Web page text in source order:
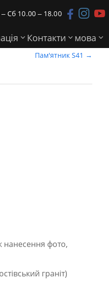
Сб 10.00 ‒ 18.00   
Контакти мова
Пам'ятник S41 →
нанесення фото,
граніт)